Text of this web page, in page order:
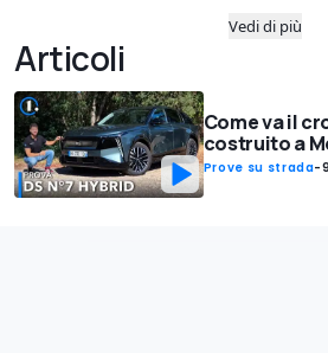
Vedi di più
Articoli
Come va il
costruito a
Prove su strada-